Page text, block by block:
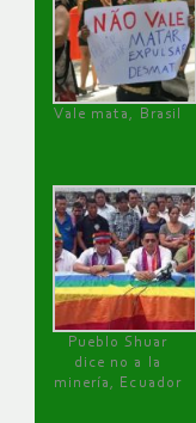
Vale mata, Brasil
Pueblo Shuar
dice no a la
minería, Ecuador